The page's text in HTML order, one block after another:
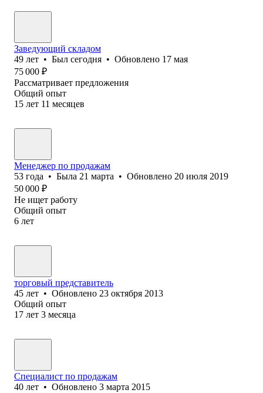
Заведующий складом
49 лет • Был сегодня • Обновлено 17 мая
75 000 ₽
Рассматривает предложения
Общий опыт
15 лет 11 месяцев
Менеджер по продажам
53 года • Была 21 марта • Обновлено 20 июля 2019
50 000 ₽
Не ищет работу
Общий опыт
6 лет
торговый представитель
45 лет • Обновлено 23 октября 2013
Общий опыт
17 лет 3 месяца
Специалист по продажам
40 лет • Обновлено 3 марта 2015